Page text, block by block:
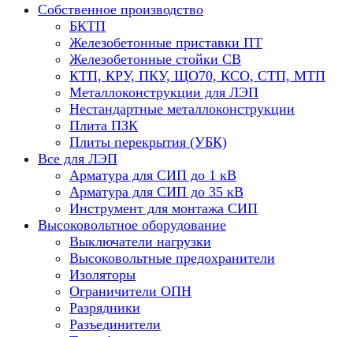
Собственное производство
БКТП
Железобетонные приставки ПТ
Железобетонные стойки СВ
КТП, КРУ, ПКУ, ЩО70, КСО, СТП, МТП
Металлоконструкции для ЛЭП
Нестандартные металлоконструкции
Плита ПЗК
Плиты перекрытия (УБК)
Все для ЛЭП
Арматура для СИП до 1 кВ
Арматура для СИП до 35 кВ
Инструмент для монтажа СИП
Высоковольтное оборудование
Выключатели нагрузки
Высоковольтные предохранители
Изоляторы
Ограничители ОПН
Разрядники
Разъединители